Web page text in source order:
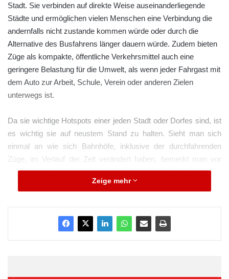
Stadt. Sie verbinden auf direkte Weise auseinanderliegende
Städte und ermöglichen vielen Menschen eine Verbindung die
andernfalls nicht zustande kommen würde oder durch die
Alternative des Busfahrens länger dauern würde. Zudem bieten
Züge als kompakte, öffentliche Verkehrsmittel auch eine
geringere Belastung für die Umwelt, als wenn jeder Fahrgast mit
dem Auto zur Arbeit, Schule, Verein oder anderen Zielen
unterwegs ist.
Da sie wichtige Hotspots einer jeden Stadt oder Dorfes sind, ist
es wichtig sie auf neustem Stand zu halten. Sieht man sich
einmal an wie sich Bahnhöfe, inklusive der durchfahrenden
Züge, im Verlauf der Zeit verändert haben, bemerkt man vor
allem eine Anpassung in die Richtung einer komfortableren
Atmosphäre für den Fahrgast. Längst haben wir die Zeit hinter
umhüllen, laut brüllende Schaffner gegen den Lärm der Lock
anbrüllen, um Einsteigende daran zu erinnern, sich zu beeilen
Zeige mehr